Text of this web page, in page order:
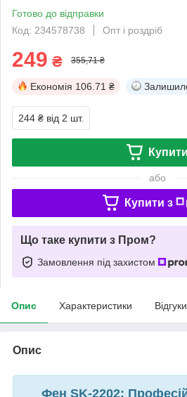
Готово до відправки
Код: 234578738
Опт і роздріб
249 ₴ 355,71 ₴
Економія 106.71 ₴
244 ₴ від 2 шт.
Купити
або
Купити з
Що таке купити з Пром?
Замовлення під захистом
Опис Характеристики
Опис
Фен SK-2202: